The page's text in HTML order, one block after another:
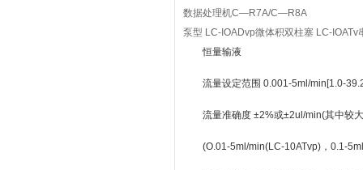
数据处理机C—R7A/C—R8A
泵型 LC-IOADvp微体积双柱塞 LC-IOATv
恒量输液
流量设定范围 0.001-5ml/min[1.0-
流量准确度 ±2%或±2ul/min(其中较
(O.01-5ml/min(LC-10ATvp)，0.1-